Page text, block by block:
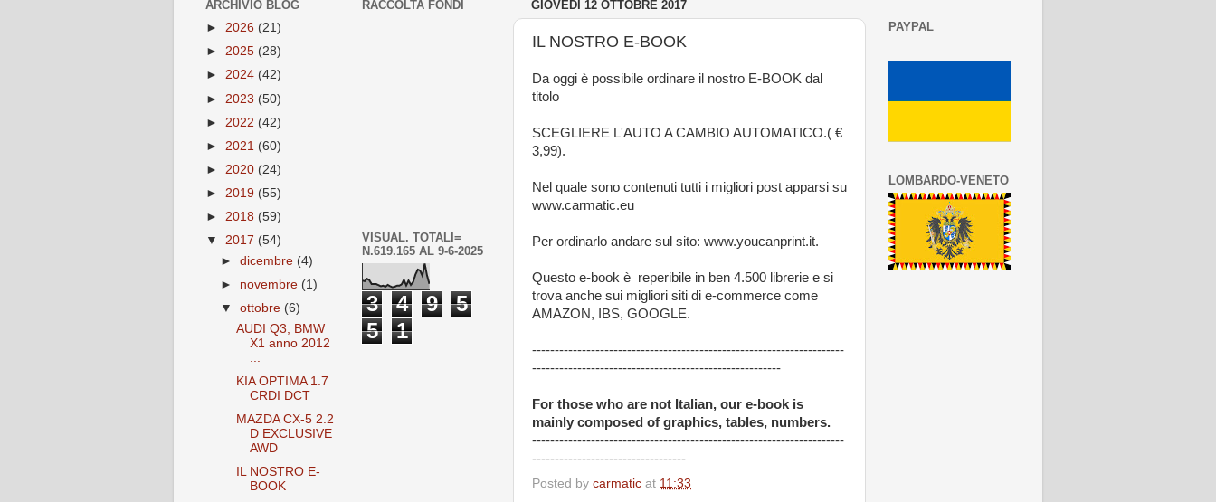
GIOVEDÌ 12 OTTOBRE 2017
IL NOSTRO E-BOOK
Da oggi è possibile ordinare il nostro E-BOOK dal
titolo
SCEGLIERE L'AUTO A CAMBIO AUTOMATICO.( €
3,99).
Nel quale sono contenuti tutti i migliori post apparsi su
www.carmatic.eu
Per ordinarlo andare sul sito: www.youcanprint.it.
Questo e-book è reperibile in ben 4.500 librerie e si
trova anche sui migliori siti di e-commerce come
AMAZON, IBS, GOOGLE.
---------------------------------------------------------------------
-------------------------------------------------------
For those who are not Italian, our e-book is
mainly composed of graphics, tables, numbers.
---------------------------------------------------------------------
----------------------------------
Posted by carmatic at 11:33
ARCHIVIO BLOG
► 2026 (21)
► 2025 (28)
► 2024 (42)
► 2023 (50)
► 2022 (42)
► 2021 (60)
► 2020 (24)
► 2019 (55)
► 2018 (59)
▼ 2017 (54)
►dicembre (4)
► novembre (1)
▼ottobre (6)
AUDI Q3, BMW
X1 anno 2012
...
KIA OPTIMA 1.7
CRDI DCT
MAZDA CX-5 2.2
D EXCLUSIVE
AWD
IL NOSTRO E-
BOOK
RACCOLTA FONDI
VISUAL. TOTALI=
N.619.165 AL 9-6-2025
3 4 9
5
5
1
PAYPAL
LOMBARDO-VENETO